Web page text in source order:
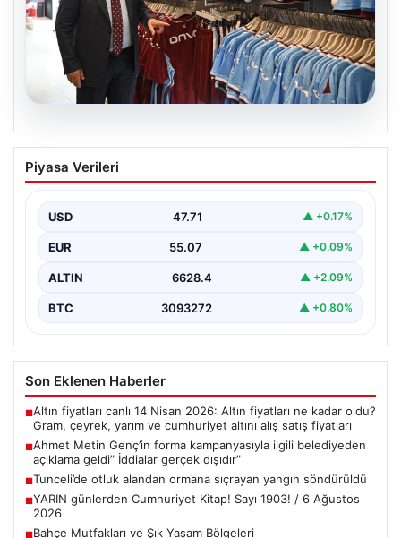
Ahmet Metin Genç’in forma
kampanyasıyla ilgili belediyeden
Piyasa Verileri
USD 47.71 ▲ +0.17%
EUR 55.07 ▲ +0.09%
ALTIN 6628.4 ▲ +2.09%
BTC 3093272 ▲ +0.80%
Son Eklenen Haberler
■Altın fiyatları canlı 14 Nisan 2026: Altın fiyatları ne kadar oldu?
Gram, çeyrek, yarım ve cumhuriyet altını alış satış fiyatları
■Ahmet Metin Genç’in forma kampanyasıyla ilgili belediyeden
açıklama geldi” İddialar gerçek dışıdır”
■Tunceli’de otluk alandan ormana sıçrayan yangın söndürüldü
■YARIN günlerden Cumhuriyet Kitap! Sayı 1903! / 6 Ağustos
2026
■Bahçe Mutfakları ve Şık Yaşam Bölgeleri